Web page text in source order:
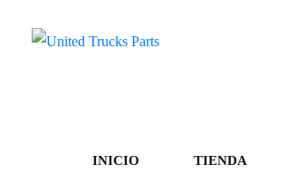
INICIO TIENDA